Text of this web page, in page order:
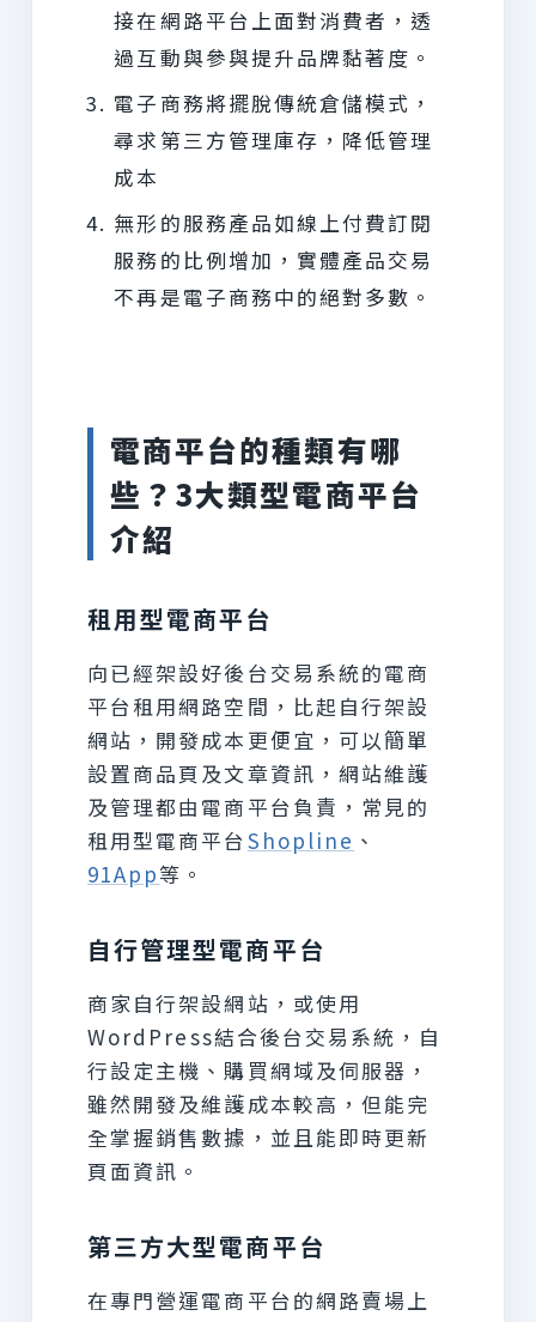
接在網路平台上面對消費者，透
過互動與參與提升品牌黏著度。
電子商務將擺脫傳統倉儲模式，
尋求第三方管理庫存，降低管理
成本
無形的服務產品如線上付費訂閱
服務的比例增加，實體產品交易
不再是電子商務中的絕對多數。
電商平台的種類有哪
些？3大類型電商平台
介紹
租用型電商平台
向已經架設好後台交易系統的電商
平台租用網路空間，比起自行架設
網站，開發成本更便宜，可以簡單
設置商品頁及文章資訊，網站維護
及管理都由電商平台負責，常見的
租用型電商平台Shopline 、
91App等。
自行管理型電商平台
商家自行架設網站，或使用
WordPress結合後台交易系統，自
行設定主機、購買網域及伺服器，
雖然開發及維護成本較高，但能完
全掌握銷售數據，並且能即時更新
頁面資訊。
第三方大型電商平台
在專門營運電商平台的網路賣場上